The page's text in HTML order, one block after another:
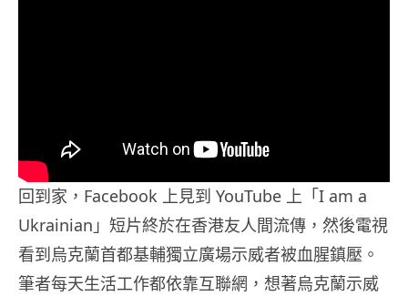
回到家，Facebook 上見到 YouTube 上「I am a
Ukrainian」短片終於在香港友人間流傳，然後電視
看到烏克蘭首都基輔獨立廣場示威者被血腥鎮壓。
筆者每天生活工作都依靠互聯網，想著烏克蘭示威